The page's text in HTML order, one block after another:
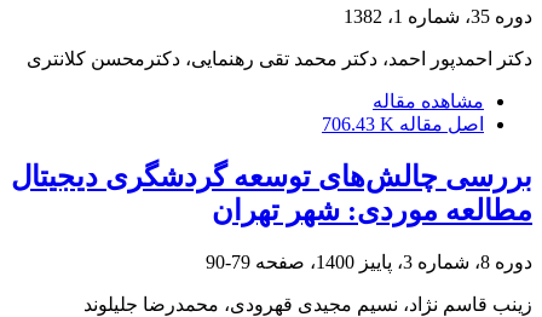
دوره 35، شماره 1، 1382
دکتر احمدپور احمد، دکتر محمد تقی رهنمایی، دکترمحسن کلانتری
مشاهده مقاله
اصل مقاله 706.43 K
بررسی چالش‌های توسعه گردشگری دیجیتال
مطالعه موردی: شهر تهران
دوره 8، شماره 3، پاییز 1400، صفحه 79-90
زینب قاسم نژاد، نسیم مجیدی قهرودی، محمدرضا جلیلوند